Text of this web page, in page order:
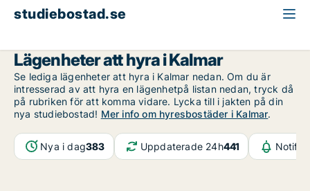
studiebostad.se
Lägenheter att hyra i Kalmar
Se lediga lägenheter att hyra i Kalmar nedan. Om du är
intresserad av att hyra en lägenhetpå listan nedan, tryck då
på rubriken för att komma vidare. Lycka till i jakten på din
nya studiebostad! Mer info om hyresbostäder i Kalmar.
Nya i dag383 Uppdaterade 24h441